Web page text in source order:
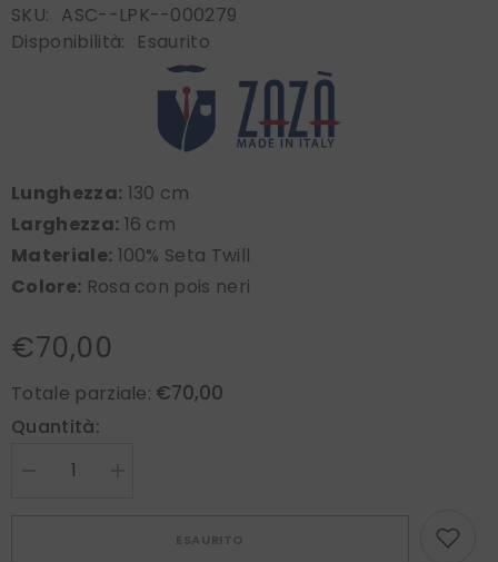
SKU: ASC--LPK--000279
Disponibilità:
Esaurito
Lunghezza: 130 cm
Larghezza: 16 cm
Materiale: 100% Seta Twill
Colore: Rosa con pois neri
€70,00
Totale parziale: €70,00
Quantità:
Diminuire
ESAURITO